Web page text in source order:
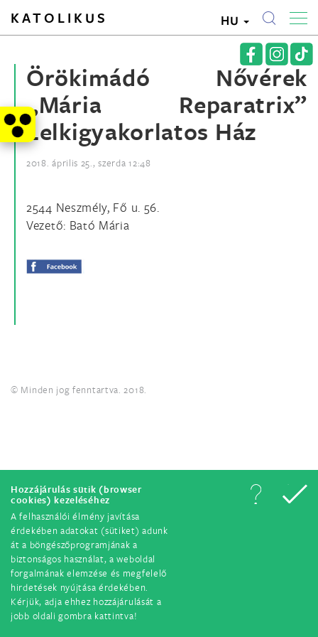
Hozzájárulás sütik (browser
cookies) kezeléséhez
A felhasználói élmény javítása
érdekében adatokat (sütiket) adunk
át a böngészőprogramjának a
biztonságos használat, a weboldal
forgalmának elemzése és megfelelő
hirdetések nyújtása érdekében.
Kérjük, adja ehhez hozzájárulását a
jobb oldali gombra kattintva!
KATOLIKUS HU
Örökimádó Nővérek
„Mária Reparatrix”
Lelkigyakorlatos Ház
2018. április 25., szerda 12:48
2544 Neszmély, Fő u. 56.
Vezető: Bató Mária
© Minden jog fenntartva. 2018.